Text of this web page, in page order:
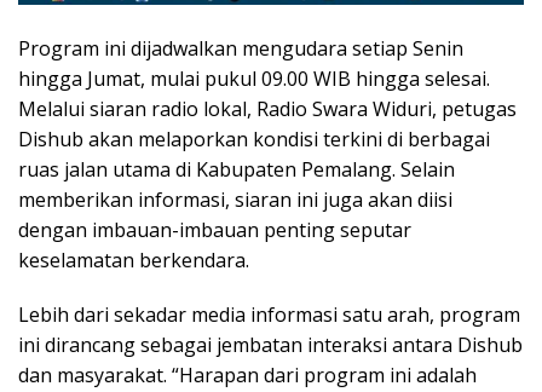
Program ini dijadwalkan mengudara setiap Senin
hingga Jumat, mulai pukul 09.00 WIB hingga selesai.
Melalui siaran radio lokal, Radio Swara Widuri, petugas
Dishub akan melaporkan kondisi terkini di berbagai
ruas jalan utama di Kabupaten Pemalang. Selain
memberikan informasi, siaran ini juga akan diisi
dengan imbauan-imbauan penting seputar
keselamatan berkendara.
Lebih dari sekadar media informasi satu arah, program
ini dirancang sebagai jembatan interaksi antara Dishub
dan masyarakat. “Harapan dari program ini adalah